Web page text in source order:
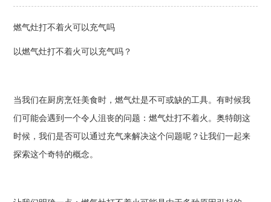
燃气灶打不着火可以充气吗
以燃气灶打不着火可以充气吗？
当我们在厨房烹饪美食时，燃气灶是不可或缺的工具。有时候我
们可能会遇到一个令人沮丧的问题：燃气灶打不着火。奥特朗这
时候，我们是否可以通过充气来解决这个问题呢？让我们一起来
探索这个奇特的概念。